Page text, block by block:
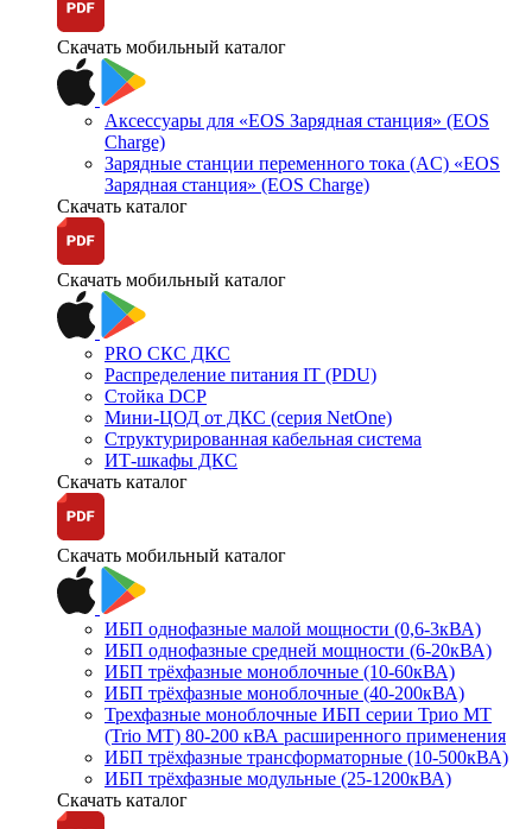
Скачать мобильный каталог
Аксессуары для «EOS Зарядная станция» (EOS
Charge)
Зарядные станции переменного тока (AC) «EOS
Зарядная станция» (EOS Charge)
Скачать каталог
Скачать мобильный каталог
PRO СКС ДКС
Распределение питания IT (PDU)
Стойка DCP
Мини-ЦОД от ДКС (серия NetOne)
Структурированная кабельная система
ИТ-шкафы ДКС
Скачать каталог
Скачать мобильный каталог
ИБП однофазные малой мощности (0,6-3кВА)
ИБП однофазные средней мощности (6-20кВА)
ИБП трёхфазные моноблочные (10-60кВА)
ИБП трёхфазные моноблочные (40-200кВА)
Трехфазные моноблочные ИБП серии Трио МТ
(Trio MT) 80-200 кВА расширенного применения
ИБП трёхфазные трансформаторные (10-500кВА)
ИБП трёхфазные модульные (25-1200кВА)
Скачать каталог